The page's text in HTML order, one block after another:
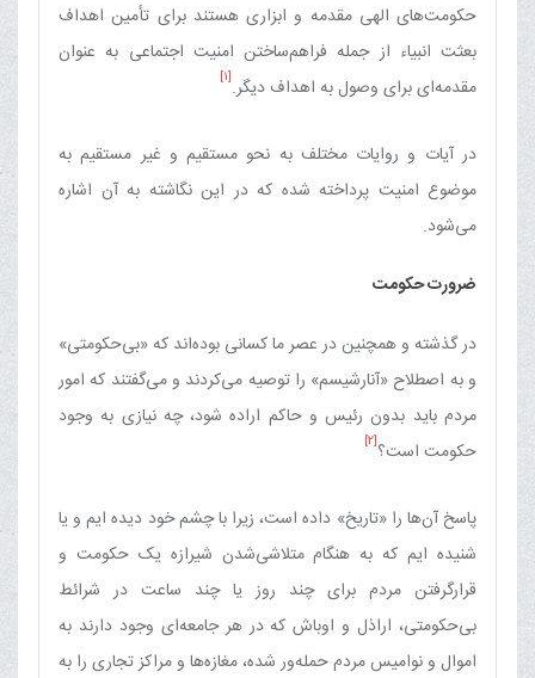
حکومت‌های الهی مقدمه و ابزاری هستند برای تأمین اهداف
بعثت انبیاء از جمله فراهم‌ساختن امنیت اجتماعی به عنوان
مقدمه‌ای برای وصول به اهداف دیگر.[1]
در آیات و روایات مختلف به نحو مستقیم و غیر مستقیم به
موضوع امنیت پرداخته شده که در این نگاشته به آن اشاره
می‌شود.
ضرورت حکومت
در گذشته و همچنین در عصر ما کسانی بوده‌اند که «بی‌حکومتی»
و به اصطلاح «آنارشیسم» را توصیه می‌کردند و می‌گفتند که امور
مردم باید بدون رئیس و حاکم اراده شود، چه نیازی به وجود
حکومت است؟[2]
پاسخ آن‌ها را «تاریخ» داده است، زیرا با چشم خود دیده ‏ایم و یا
شنیده ‏ایم که به هنگام متلاشی‌شدن شیرازه یک حکومت و
قرارگرفتن مردم برای چند روز یا چند ساعت در شرائط
بی‌حکومتی، اراذل و اوباش که در هر جامعه‌ای وجود دارند به
اموال و نوامیس مردم حمله‌ور شده، مغازه‌ها و مراکز تجاری را به